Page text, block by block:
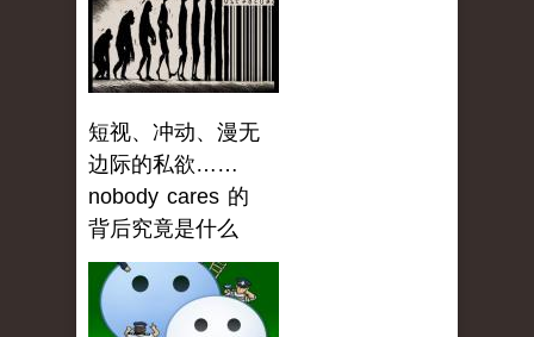
短视、冲动、漫无
边际的私欲……
nobody cares 的
背后究竟是什么